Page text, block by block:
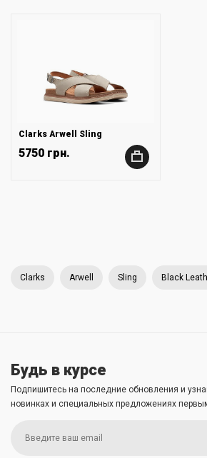
Clarks Arwell Sling
5750 грн. +
Clarks Arwell Sling Black
Будь в курсе
Подпишитесь на последние обновления и
новинках и специальных предложениях